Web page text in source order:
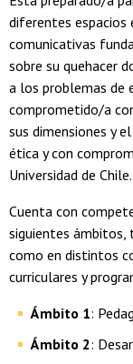
diferentes espacios
comunicativas
sobre su quehacer
a los problemas de
comprometido/a
sus dimensiones y
ética y con
Universidad de Chile.
Cuenta con
siguientes ámbitos,
como en distintos
curriculares y
Ámbito 1:
Ámbito 2: